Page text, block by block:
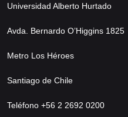
Universidad Alberto Hurtado
Avda. Bernardo O’Higgins 1825
Metro Los Héroes
Santiago de Chile
Teléfono +56 2 2692 0200